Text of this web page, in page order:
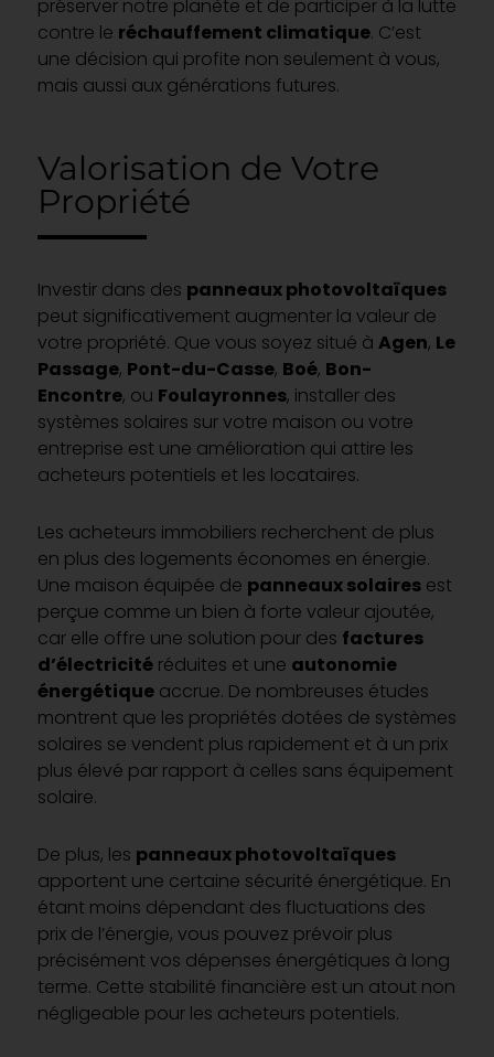
préserver notre planète et de participer à la lutte
contre le réchauffement climatique. C’est
une décision qui profite non seulement à vous,
mais aussi aux générations futures.
Valorisation de Votre
Propriété
Investir dans des panneaux photovoltaïques
peut significativement augmenter la valeur de
votre propriété. Que vous soyez situé à Agen, Le
Passage, Pont-du-Casse, Boé, Bon-
Encontre, ou Foulayronnes, installer des
systèmes solaires sur votre maison ou votre
entreprise est une amélioration qui attire les
acheteurs potentiels et les locataires.
Les acheteurs immobiliers recherchent de plus
en plus des logements économes en énergie.
Une maison équipée de panneaux solairesest
perçue comme un bien à forte valeur ajoutée,
car elle offre une solution pour des factures
d’électricitéréduites et une autonomie
énergétiqueaccrue. De nombreuses études
montrent que les propriétés dotées de systèmes
solaires se vendent plus rapidement et à un prix
plus élevé par rapport à celles sans équipement
solaire.
De plus, les panneaux photovoltaïques
apportent une certaine sécurité énergétique. En
étant moins dépendant des fluctuations des
prix de l’énergie, vous pouvez prévoir plus
précisément vos dépenses énergétiques à long
terme. Cette stabilité financière est un atout non
négligeable pour les acheteurs potentiels.